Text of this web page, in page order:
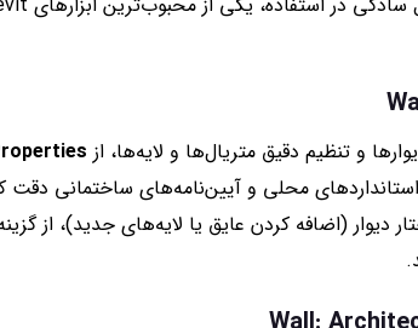
و تنظیم دقیق متریال‌ها و لایه‌ها، از
محلی و آیین‌نامه‌های ساختمانی دقت
دیوار (اضافه کردن عایق یا لایه‌های جدید)، از